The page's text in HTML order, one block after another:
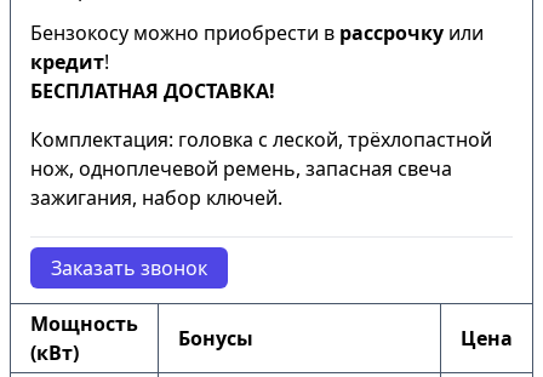
Бензокосу можно приобрести в рассрочку или
кредит!
БЕСПЛАТНАЯ ДОСТАВКА!
Комплектация: головка с леской, трёхлопастной
нож, одноплечевой ремень, запасная свеча
зажигания, набор ключей.
Заказать звонок
Мощность
(кВт)
Бонусы Цена